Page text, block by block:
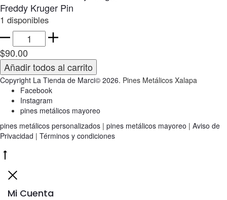
Freddy Kruger Pin
1 disponibles
Freddy
Kruger
Pin
cantidad
$90.00
Añadir todos al carrito
Copyright La Tienda de Marci© 2026. Pines Metálicos Xalapa
Facebook
Instagram
pines metálicos mayoreo
pines metálicos personalizados | pines metálicos mayoreo | Aviso de
Privacidad | Términos y condiciones
to
top
Mi Cuenta